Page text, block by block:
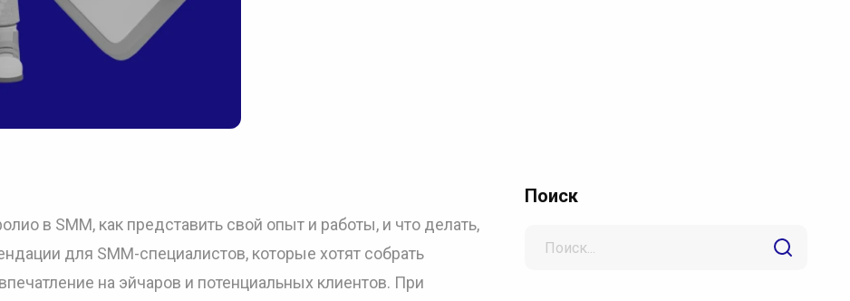
в SMM, как представить свой опыт и работы, и что делать,
для SMM-специалистов, которые хотят собрать
на эйчаров и потенциальных клиентов. При
Поиск